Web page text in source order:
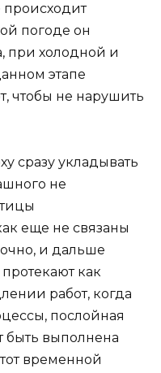
происходит
погоде он
при холодной и
этапе
чтобы не нарушить
сразу укладывать
не
еще не связаны
и дальше
как
работ, когда
послойная
быть выполнена
временной